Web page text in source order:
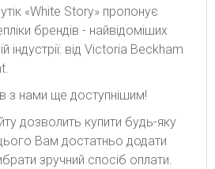
«White Story» пропонує
брендів - найвідоміших
індустрії: від Victoria Beckham
з нами ще доступнішим!
дозволить купити будь-яку
Вам достатньо додати
зручний спосіб оплати.